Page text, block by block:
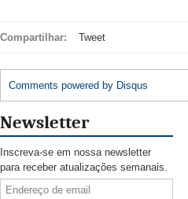
Compartilhar: Tweet
Comments powered by Disqus
Newsletter
Inscreva-se em nossa newsletter
para receber atualizações semanais.